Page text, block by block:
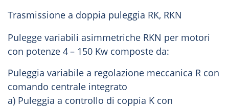
Trasmissione a doppia puleggia RK, RKN
Pulegge variabili asimmetriche RKN per motori
con potenze 4 – 150 Kw composte da:
Puleggia variabile a regolazione meccanica R con
comando centrale integrato
a) Puleggia a controllo di coppia K con